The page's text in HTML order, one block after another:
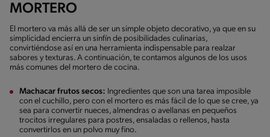
MORTERO
El mortero va más allá de ser un simple objeto decorativo, ya que en su
simplicidad encierra un sinfín de posibilidades culinarias,
convirtiéndose así en una herramienta indispensable para realzar
sabores y texturas. A continuación, te contamos algunos de los usos
más comunes del mortero de cocina.
Machacar frutos secos: Ingredientes que son una tarea imposible
con el cuchillo, pero con el mortero es más fácil de lo que se cree, ya
sea para convertir nueces, almendras o avellanas en pequeños
trocitos irregulares para postres, ensaladas o rellenos, hasta
convertirlos en un polvo muy fino.